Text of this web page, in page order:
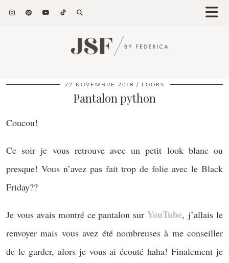
27 NOVEMBRE 2018 LOOKS
Pantalon python
Coucou!
Ce soir je vous retrouve avec un petit look blanc ou
presque! Vous n’avez pas fait trop de folie avec le Black
Friday??
Je vous avais montré ce pantalon surYouTube, j’allais le
renvoyer mais vous avez été nombreuses à me conseiller
de le garder, alors je vous ai écouté haha! Finalement je